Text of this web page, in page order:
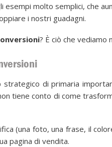
esempi molto semplici, che
i nostri guadagni.
? È ciò che vediamo
di primaria
tiene conto di come
(una foto, una frase, il
pagina di vendita.